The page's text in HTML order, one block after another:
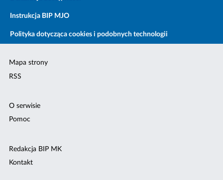
Instrukcja BIP MJO
Polityka dotycząca cookies i podobnych technologii
Mapa strony
RSS
O serwisie
Pomoc
Redakcja BIP MK
Kontakt